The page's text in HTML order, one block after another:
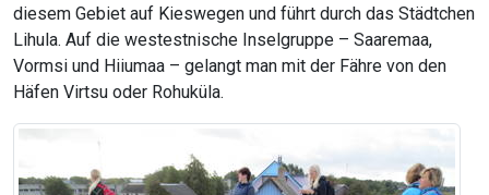
diesem Gebiet auf Kieswegen und führt durch das Städtchen
Lihula. Auf die westestnische Inselgruppe – Saaremaa,
Vormsi und Hiiumaa – gelangt man mit der Fähre von den
Häfen Virtsu oder Rohuküla.